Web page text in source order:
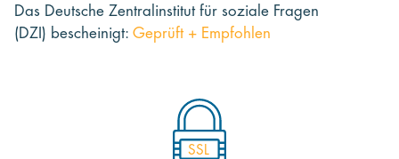
Das Deutsche Zentralinstitut für soziale Fragen
(DZI) bescheinigt: Geprüft + Empfohlen
SSL